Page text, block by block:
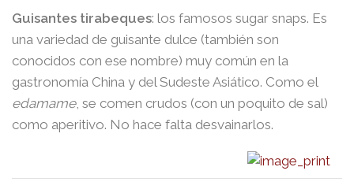
Guisantes tirabeques: los famosos sugar snaps. Es
una variedad de guisante dulce (también son
conocidos con ese nombre) muy común en la
gastronomía China y del Sudeste Asiático. Como el
edamame, se comen crudos (con un poquito de sal)
como aperitivo. No hace falta desvainarlos.